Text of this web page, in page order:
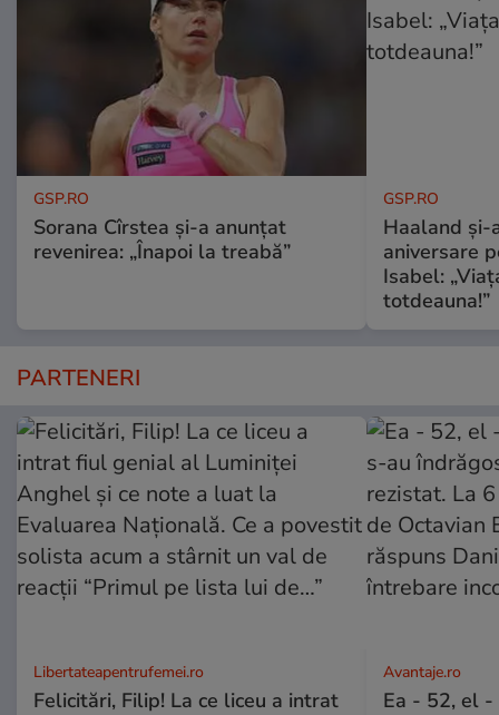
GSP.RO
Sorana Cîrstea și-a anunțat
revenirea: „Înapoi la treabă”
GSP.RO
Haaland
aniversare
Isabel:
totdeauna!”
PARTENERI
Libertateapentrufemei.ro
Felicitări, Filip! La ce liceu a intrat
Avantaje.ro
Ea - 52, el -